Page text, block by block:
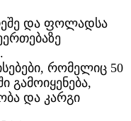
და ფოლადსა
რომელიც 50
გამოიყენება,
და კარგი